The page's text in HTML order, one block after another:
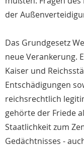
der
Das Grundgesetz
neue Verankerung.
Kaiser und
Entschädigungen
reichsrechtlich
gehörte der Friede
Staatlichkeit zum
Gedächtnisses -